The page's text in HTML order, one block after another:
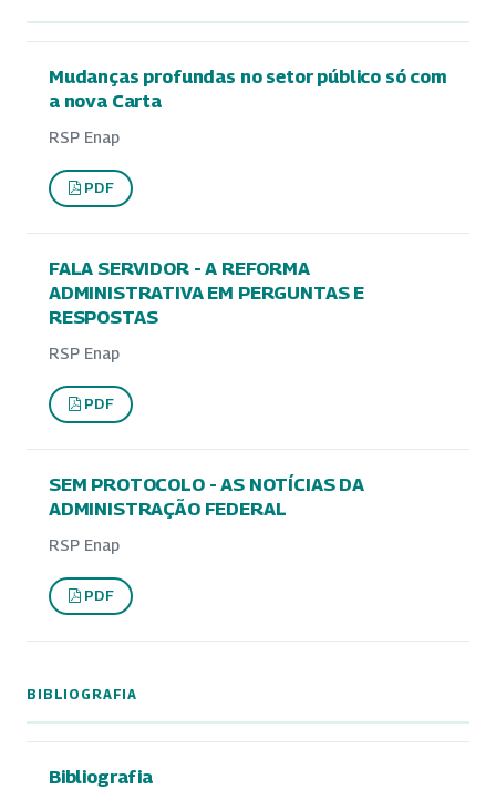
Mudanças profundas no setor público só com
a nova Carta
RSP Enap
PDF
FALA SERVIDOR - A REFORMA
ADMINISTRATIVA EM PERGUNTAS E
RESPOSTAS
RSP Enap
PDF
SEM PROTOCOLO - AS NOTÍCIAS DA
ADMINISTRAÇÃO FEDERAL
RSP Enap
PDF
BIBLIOGRAFIA
Bibliografia